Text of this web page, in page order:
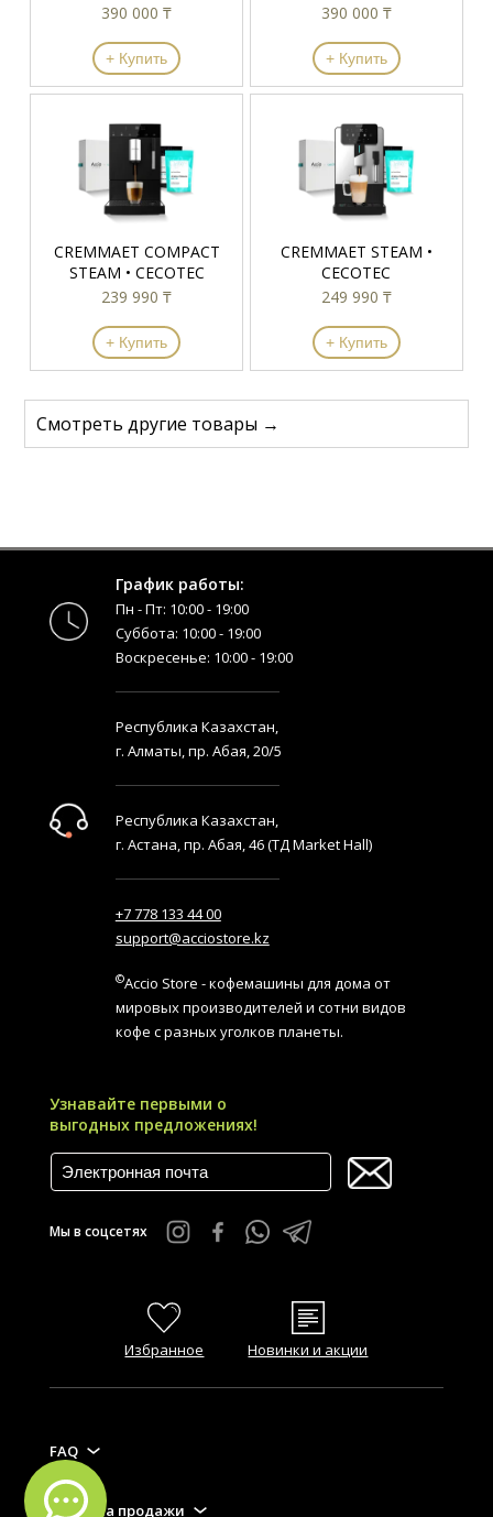
390 000 ₸
+ Купить
390 000 ₸
+ Купить
CREMMAET COMPACT
STEAM • CECOTEC
239 990 ₸
+ Купить
CREMMAET STEAM •
CECOTEC
249 990 ₸
+ Купить
Смотреть другие товары →
График работы:
Пн - Пт: 10:00 - 19:00
Суббота: 10:00 - 19:00
Воскресенье: 10:00 - 19:00
Республика Казахстан,
г. Алматы, пр. Абая, 20/5
Республика Казахстан,
г. Астана, пр. Абая, 46 (ТД Market Hall)
+7 778 133 44 00
support@acciostore.kz
©Accio Store - кофемашины для дома от
мировых производителей и сотни видов
кофе с разных уголков планеты.
Узнавайте первыми о
выгодных предложениях!
Мы в соцсетях
Избранное Новинки и акции
FAQ
Правила продажи